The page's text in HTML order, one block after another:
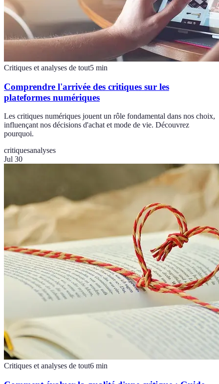
Critiques et analyses de tout5 min
Comprendre l'arrivée des critiques sur les
plateformes numériques
Les critiques numériques jouent un rôle fondamental dans nos choix,
influençant nos décisions d'achat et mode de vie. Découvrez
pourquoi.
critiquesanalyses
Jul 30
Critiques et analyses de tout6 min